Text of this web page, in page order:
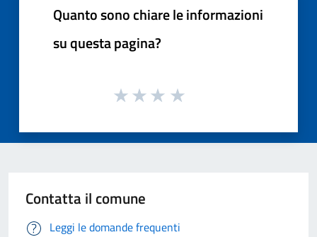
Quanto sono chiare le informazioni
su questa pagina?
Contatta il comune
Leggi le domande frequenti